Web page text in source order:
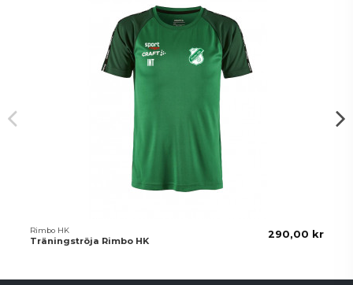
Rimbo HK
Träningströja Rimbo HK
290,00 kr